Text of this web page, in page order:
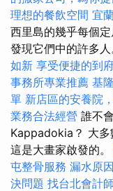
理想的餐飲空間 宜
西里島的幾乎每個
發現它們中的許多人
如新 享受便捷的到
事務所專業推薦 基
單 新店區的安養院
業務合法經營 誰不
Kappadokia？ 大多
這是大畫家啟發的。
屯整骨服務 漏水原
決問題 找台北會計